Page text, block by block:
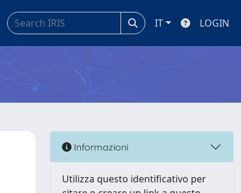
IT LOGIN
Informazioni
Utilizza questo identificativo per